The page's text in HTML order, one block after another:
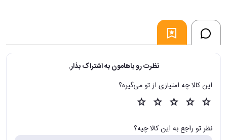
نظرت رو باهامون به اشتراک بذار.
این کالا چه امتیازی از تو می‌گیره؟
نظر تو راجع به این کالا چیه؟